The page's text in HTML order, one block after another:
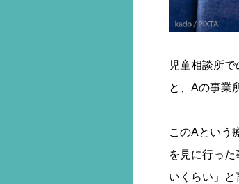
児童相談所
と、Aの事業
このAという
を見に行っ
いくらい」